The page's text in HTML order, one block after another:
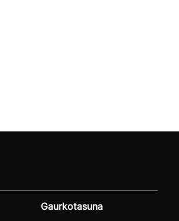
Gaurkotasuna